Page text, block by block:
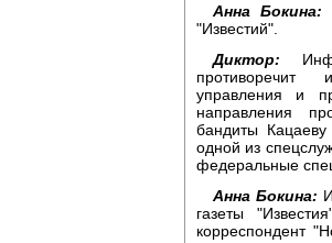
Анна Бокина:
"Известий".
Диктор:
противоречит
управления и
направления
бандиты
одной из
федеральные
Анна Бокина:
газеты
корреспондент